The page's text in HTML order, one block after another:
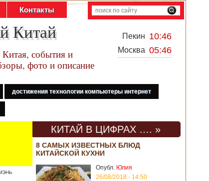
Контакты
Китай
события и
фото и описание
Пекин 10:46
Москва 05:46
достижения технологии компьютеры интернет
КИТАЙ В ЦИФРАХ …. »
8 САМЫХ ИЗВЕСТНЫХ БЛЮД
КИТАЙСКОЙ КУХНИ
Опубл. Юлия
26/08/2018 - 14:50